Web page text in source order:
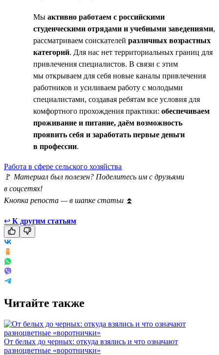
Мы активно работаем с российскими
студенческими отрядами и учебными заведениями,
рассматриваем соискателей различных возрастных
категорий. Для нас нет территориальных границ для
привлечения специалистов. В связи с этим
мы открываем для себя новые каналы привлечения
работников и усиливаем работу с молодыми
специалистами, создавая ребятам все условия для
комфортного прохождения практики: обеспечиваем
проживание и питание, даём возможность
проявить себя и заработать первые деньги
в профессии.
Работа в сфере сельского хозяйства
🚩 Материал был полезен? Поделитесь им с друзьями
в соцсетях!
Кнопка репоста — в шапке статьи ⏫
↩ К другим статьям
Читайте также
От белых до черных: откуда взялись и что означают
разноцветные «воротнички»